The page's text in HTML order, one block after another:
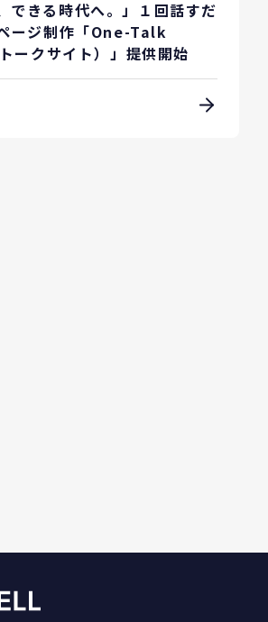
できる時代へ。」１回話すだ
ージ制作「One-Talk
ークサイト）」提供開始